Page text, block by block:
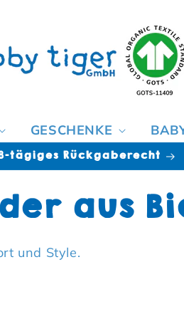
GESCHENKE
tägiges Rückgaberecht
aus
und Style.